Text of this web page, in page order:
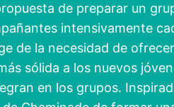
de preparar un
intensivamente
de la necesidad de ofrecer
sólida a los nuevos
en los grupos.